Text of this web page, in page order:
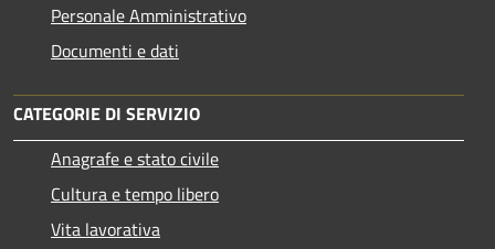
Personale Amministrativo
Documenti e dati
CATEGORIE DI SERVIZIO
Anagrafe e stato civile
Cultura e tempo libero
Vita lavorativa